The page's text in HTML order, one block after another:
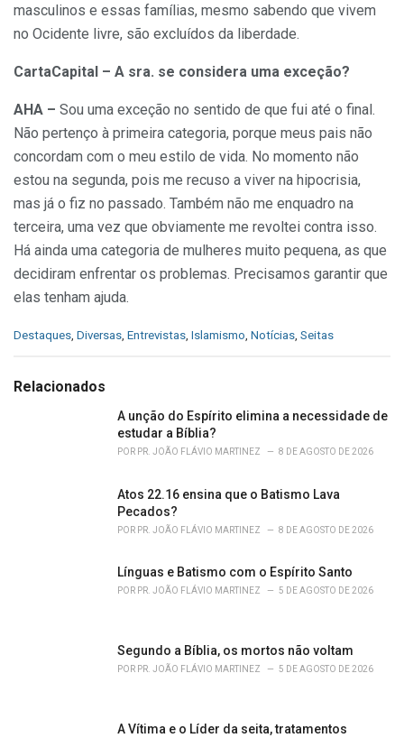
masculinos e essas famílias, mesmo sabendo que vivem
no Ocidente livre, são excluídos da liberdade.
CartaCapital – A sra. se considera uma exceção?
AHA – Sou uma exceção no sentido de que fui até o final.
Não pertenço à primeira categoria, porque meus pais não
concordam com o meu estilo de vida. No momento não
estou na segunda, pois me recuso a viver na hipocrisia,
mas já o fiz no passado. Também não me enquadro na
terceira, uma vez que obviamente me revoltei contra isso.
Há ainda uma categoria de mulheres muito pequena, as que
decidiram enfrentar os problemas. Precisamos garantir que
elas tenham ajuda.
C
e
Destaques Diversas Entrevistas Islamismo Notícias Seitas
Relacionados
A unção do Espírito elimina a necessidade de
estudar a Bíblia?
POR PR. JOÃO FLÁVIO MARTINEZ 8 DE AGOSTO DE 2026
Atos 22.16 ensina que o Batismo Lava
Pecados?
POR PR. JOÃO FLÁVIO MARTINEZ 8 DE AGOSTO DE 2026
Línguas e Batismo com o Espírito Santo
POR PR. JOÃO FLÁVIO MARTINEZ 5 DE AGOSTO DE 2026
Segundo a Bíblia, os mortos não voltam
POR PR. JOÃO FLÁVIO MARTINEZ 5 DE AGOSTO DE 2026
A Vítima e o Líder da seita, tratamentos